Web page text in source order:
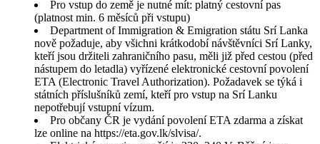
Pro vstup do země je nutné mít: platný cestovní pas
(platnost min. 6 měsíců při vstupu)
Department of Immigration & Emigration státu Srí Lanka
nově požaduje, aby všichni krátkodobí návštěvníci Srí Lanky,
kteří jsou držiteli zahraničního pasu, měli již před cestou (před
nástupem do letadla) vyřízené elektronické cestovní povolení
ETA (Electronic Travel Authorization). Požadavek se týká i
státních příslušníků zemí, kteří pro vstup na Srí Lanku
nepotřebují vstupní vízum.
Pro občany ČR je vydání povolení ETA zdarma a získat
lze online na https://eta.gov.lk/slvisa/.